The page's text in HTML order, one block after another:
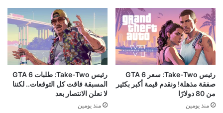
رئيس Take-Two: سعر GTA 6
صفقة مذهلة! ونقدم قيمة أكبر بكثير
من 80 دولارًا
منذ يومين
رئيس Take-Two: طلبات GTA 6
المسبقة فاقت كل التوقعات.. لكننا
لا نعلن الانتصار بعد
منذ يومين